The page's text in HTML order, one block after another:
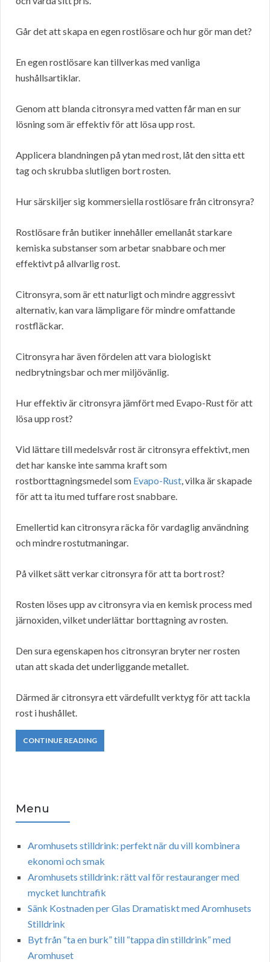
Går det att skapa en egen rostlösare och hur gör man det?
En egen rostlösare kan tillverkas med vanliga
hushållsartiklar.
Genom att blanda citronsyra med vatten får man en sur
lösning som är effektiv för att lösa upp rost.
Applicera blandningen på ytan med rost, låt den sitta ett
tag och skrubba slutligen bort rosten.
Hur särskiljer sig kommersiella rostlösare från citronsyra?
Rostlösare från butiker innehåller emellanåt starkare
kemiska substanser som arbetar snabbare och mer
effektivt på allvarlig rost.
Citronsyra, som är ett naturligt och mindre aggressivt
alternativ, kan vara lämpligare för mindre omfattande
rostfläckar.
Citronsyra har även fördelen att vara biologiskt
nedbrytningsbar och mer miljövänlig.
Hur effektiv är citronsyra jämfört med Evapo-Rust för att
lösa upp rost?
Vid lättare till medelsvår rost är citronsyra effektivt, men
det har kanske inte samma kraft som
rostborttagningsmedel som Evapo-Rust, vilka är skapade
för att ta itu med tuffare rost snabbare.
Emellertid kan citronsyra räcka för vardaglig användning
och mindre rostutmaningar.
På vilket sätt verkar citronsyra för att ta bort rost?
Rosten löses upp av citronsyra via en kemisk process med
järnoxiden, vilket underlättar borttagning av rosten.
Den sura egenskapen hos citronsyran bryter ner rosten
utan att skada det underliggande metallet.
Därmed är citronsyra ett värdefullt verktyg för att tackla
rost i hushållet.
CONTINUE READING
Menu
Aromhusets stilldrink: perfekt när du vill kombinera
ekonomi och smak
Aromhusets stilldrink: rätt val för restauranger med
mycket lunchtrafik
Sänk Kostnaden per Glas Dramatiskt med Aromhusets
Stilldrink
Byt från “ta en burk” till “tappa din stilldrink” med
Aromhuset